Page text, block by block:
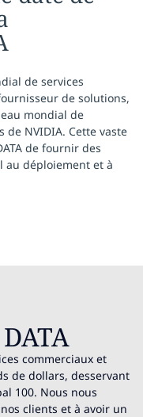
de services
de solutions,
mondial de
de NVIDIA. Cette vaste
de fournir des
au déploiement et à
commerciaux et
de dollars, desservant
100. Nous nous
clients et à avoir un